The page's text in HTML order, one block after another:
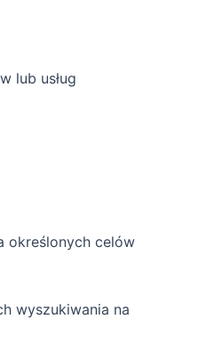
lub usług
określonych celów
wyszukiwania na